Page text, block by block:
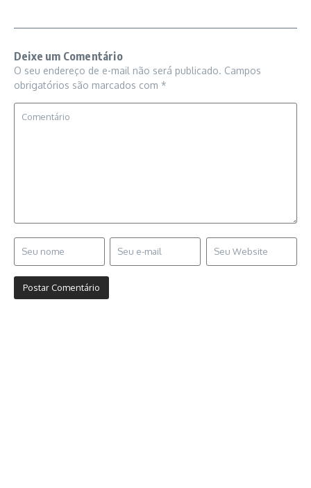
Deixe um Comentário
O seu endereço de e-mail não será publicado. Campos
obrigatórios são marcados com *